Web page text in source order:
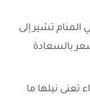
المنام تشير إلى
بالسعادة
تعنى نيلها ما